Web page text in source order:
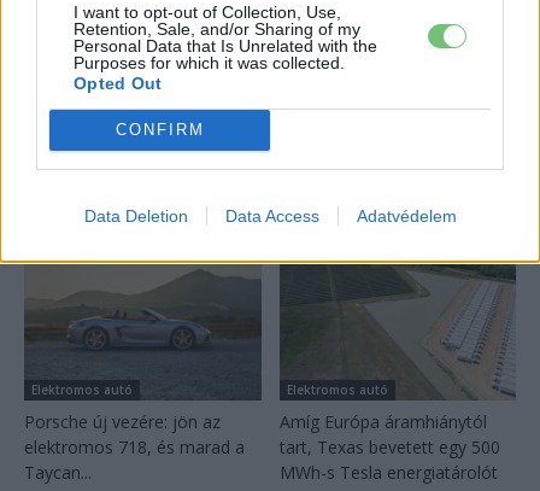
I want to opt-out of Collection, Use,
Retention, Sale, and/or Sharing of my
Personal Data that Is Unrelated with the
Purposes for which it was collected.
Opted Out
CONFIRM
Data Deletion Data Access Adatvédelem
szabadul a kínai akkumulátoroktól
2026-08-07
Továbbiak
Elektromos autó
Porsche új vezére: jön az
elektromos 718, és marad a
Taycan...
Elektromos autó
Amíg Európa áramhiánytól
tart, Texas bevetett egy 500
MWh-s Tesla energiatárolót